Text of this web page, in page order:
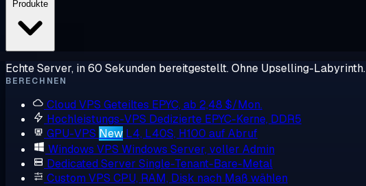
Echte Server, in 60 Sekunden bereitgestellt. Ohne Upselling-Labyrinth.
BERECHNEN
Cloud VPS Geteiltes EPYC, ab 2,48 $/Mon.
Hochleistungs-VPS Dedizierte EPYC-Kerne, DDR5
GPU-VPS New L4, L40S, H100 auf Abruf
Windows VPS Windows Server, voller Admin
Dedicated Server Single-Tenant-Bare-Metal
Custom VPS CPU, RAM, Disk nach Maß wählen